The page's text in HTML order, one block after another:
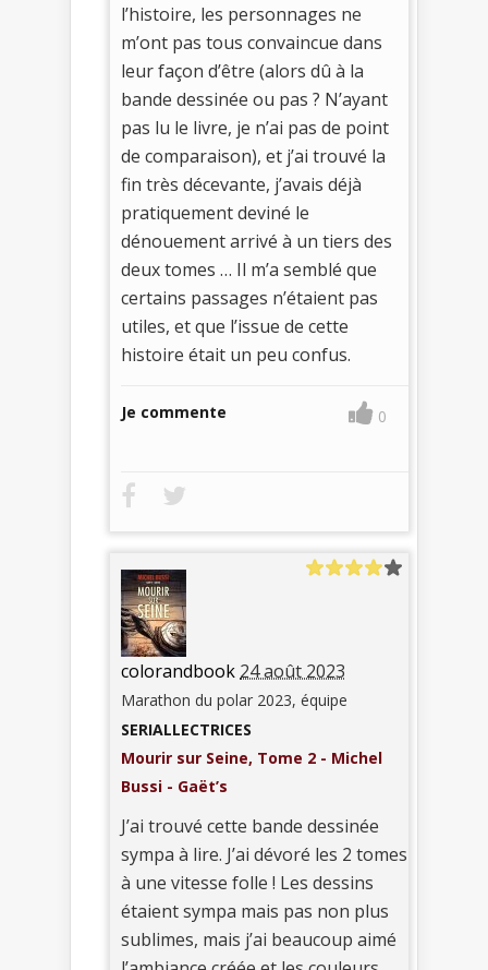
l’histoire, les personnages ne
m’ont pas tous convaincue dans
leur façon d’être (alors dû à la
bande dessinée ou pas ? N’ayant
pas lu le livre, je n’ai pas de point
de comparaison), et j’ai trouvé la
fin très décevante, j’avais déjà
pratiquement deviné le
dénouement arrivé à un tiers des
deux tomes … Il m’a semblé que
certains passages n’étaient pas
utiles, et que l’issue de cette
histoire était un peu confus.
Je commente 0
colorandbook 24 août 2023
Marathon du polar 2023, équipe
SERIALLECTRICES
Mourir sur Seine, Tome 2 - Michel
Bussi - Gaët’s
J’ai trouvé cette bande dessinée
sympa à lire. J’ai dévoré les 2 tomes
à une vitesse folle ! Les dessins
étaient sympa mais pas non plus
sublimes, mais j’ai beaucoup aimé